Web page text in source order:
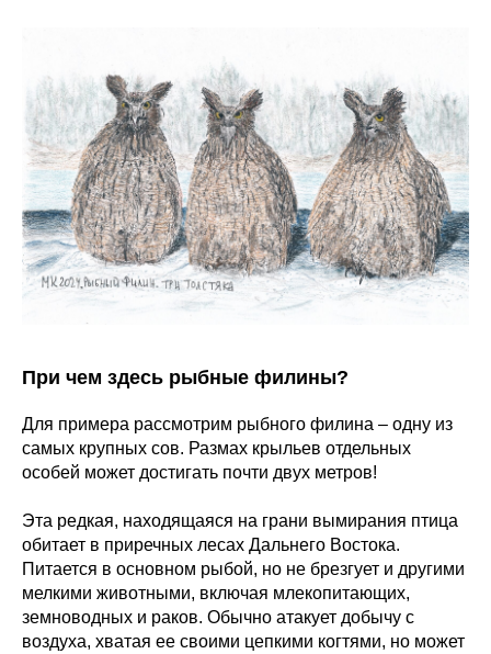
При чем здесь рыбные филины?
Для примера рассмотрим рыбного филина – одну из
самых крупных сов. Размах крыльев отдельных
особей может достигать почти двух метров!
Эта редкая, находящаяся на грани вымирания птица
обитает в приречных лесах Дальнего Востока.
Питается в основном рыбой, но не брезгует и другими
мелкими животными, включая млекопитающих,
земноводных и раков. Обычно атакует добычу с
воздуха, хватая ее своими цепкими когтями, но может